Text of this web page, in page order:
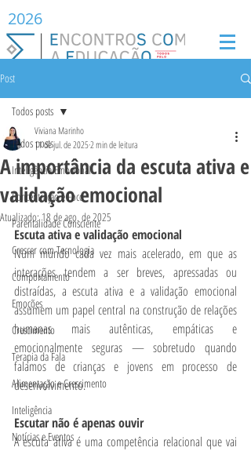
2026
Post
Todos posts
Inteligência Emocional
Concentração e Foco
Parentalidade Consciente
Crescer com Tecnologia
Comportamento
Emoções
Crescimento
Terapia da Fala
Alimentação e Crescimento
Inteligência
Notícias e Eventos
Todos posts
A importância da escuta ativa e
validação emocional
Viviana Marinho
11 de jul. de 20252 min de leitura
Atualizado:18 de ago. de 2025
Escuta ativa e validação emocional
Num mundo cada vez mais acelerado, em que as
interações tendem a ser breves, apressadas ou
distraídas, a escuta ativa e a validação emocional
assumem um papel central na construção de relações
humanas mais autênticas, empáticas e
emocionalmente seguras — sobretudo quando
falamos de crianças e jovens em processo de
desenvolvimento.
Escutar não é apenas ouvir
A escuta ativa é uma competência relacional que vai